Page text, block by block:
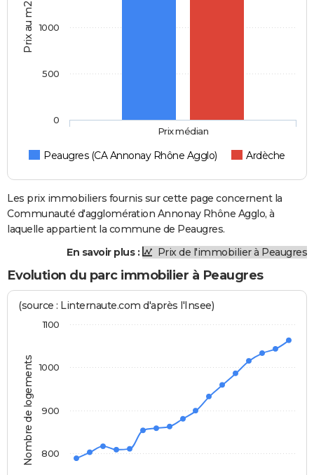
Prix au m2
Peaugres (CA Annonay Rhône Agglo) Ardèche
Prix médian
0
500
1000
Les prix immobiliers fournis sur cette page concernent la
Communauté d'agglomération Annonay Rhône Agglo, à
laquelle appartient la commune de Peaugres.
En savoir plus :
Prix de l'immobilier à Peaugres
Evolution du parc immobilier à Peaugres
Nombre de logements
(source : Linternaute.com d'après l'Insee)
800
900
1000
1100